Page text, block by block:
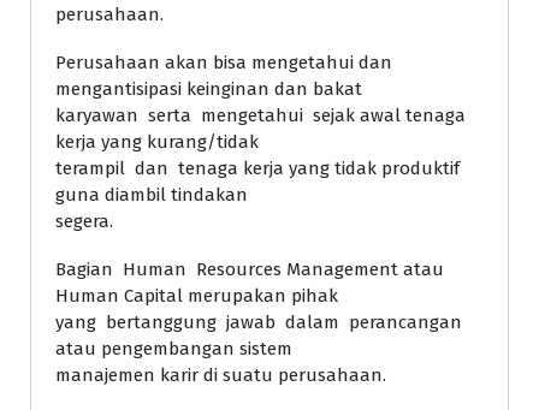
perusahaan.
Perusahaan akan bisa mengetahui dan
mengantisipasi keinginan dan bakat
karyawan serta mengetahui sejak awal tenaga
kerja yang kurang/tidak
terampil dan tenaga kerja yang tidak produktif
guna diambil tindakan
segera.
Bagian Human Resources Management atau
Human Capital merupakan pihak
yang bertanggung jawab dalam perancangan
atau pengembangan sistem
manajemen karir di suatu perusahaan.